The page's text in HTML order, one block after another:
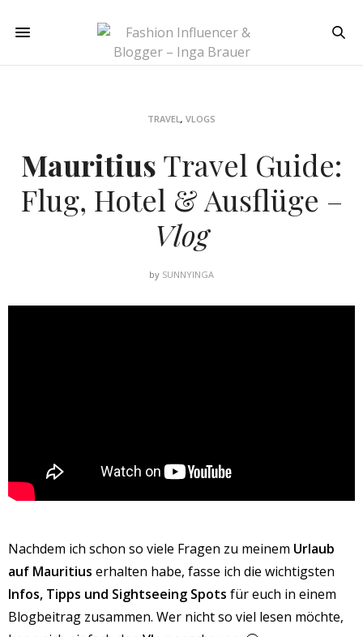
TRAVEL, VLOGS
Mauritius Travel Guide:
Flug, Hotel & Ausflüge –
Vlog
by SUNNYINGA
Nachdem ich schon so viele Fragen zu meinem Urlaub
auf Mauritius erhalten habe, fasse ich die wichtigsten
Infos, Tipps und Sightseeing Spots für euch in einem
Blogbeitrag zusammen. Wer nicht so viel lesen möchte,